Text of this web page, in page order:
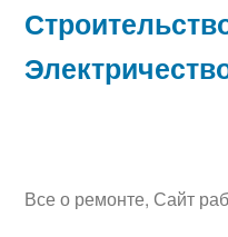
Все о ремонте, Сайт